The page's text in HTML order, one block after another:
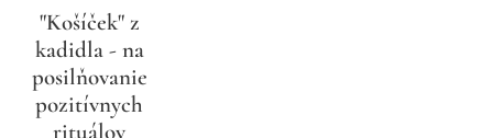
"Košíček" z
kadidla - na
posilňovanie
pozitívnych
rituálov